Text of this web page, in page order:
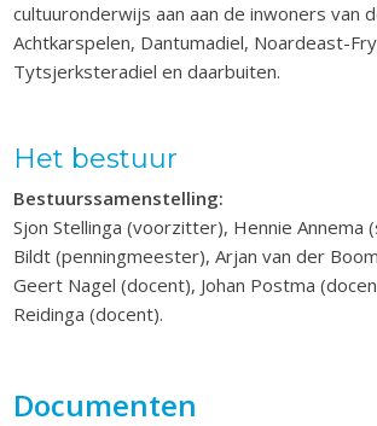
cultuuronderwijs aan aan de inwoners van
Achtkarspelen, Dantumadiel, Noardeast-
Tytsjerksteradiel en daarbuiten.
Het bestuur
Bestuurssamenstelling:
Sjon Stellinga (voorzitter), Hennie Annema
Bildt (penningmeester), Arjan van der
Geert Nagel (docent), Johan Postma
Reidinga (docent).
Documenten